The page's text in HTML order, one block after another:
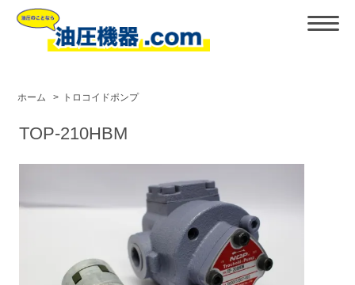
ホーム > トロコイドポンプ
TOP-210HBM